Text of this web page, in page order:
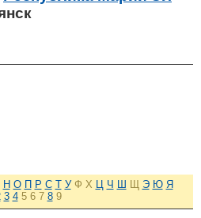
Н О П Р С Т У Ф Х Ц Ч Ш Щ Э Ю Я
3 4 5 6 7 8 9